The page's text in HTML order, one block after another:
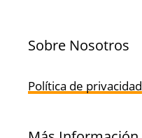
Sobre Nosotros
Política de privacidad